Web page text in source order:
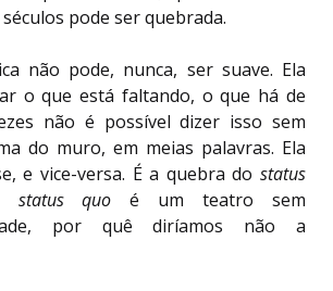
pode ser quebrada.
não pode, nunca, ser suave. Ela
o que está faltando, o que há de
não é possível dizer isso sem
do muro, em meias palavras. Ela
e vice-versa. É a quebra do status
status quo é um teatro sem
por quê diríamos não a